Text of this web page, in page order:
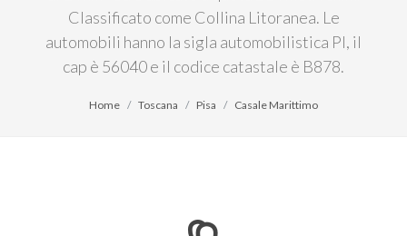
Classificato come Collina Litoranea. Le
automobili hanno la sigla automobilistica PI, il
cap è 56040 e il codice catastale è B878.
Home Toscana Pisa Casale Marittimo